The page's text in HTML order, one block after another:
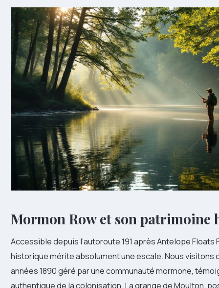
Mormon Row et son patrimoine
Accessible depuis l’autoroute 191 après Antelope Floats
historique mérite absolument une escale. Nous visitons
années 1890 géré par une communauté mormone,
authentique de la colonisation. La grange de Moulton,